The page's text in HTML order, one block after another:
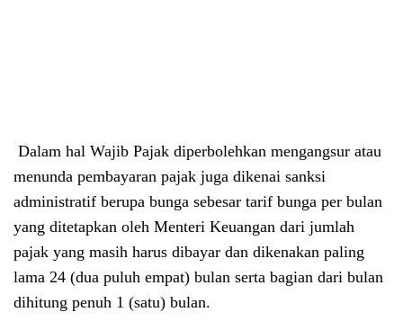
Dalam hal Wajib Pajak diperbolehkan mengangsur atau
menunda pembayaran pajak juga dikenai sanksi
administratif berupa bunga sebesar tarif bunga per bulan
yang ditetapkan oleh Menteri Keuangan dari jumlah
pajak yang masih harus dibayar dan dikenakan paling
lama 24 (dua puluh empat) bulan serta bagian dari bulan
dihitung penuh 1 (satu) bulan.